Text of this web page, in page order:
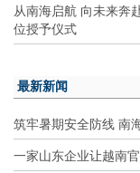
从南海启航 向未来奔
位授予仪式
最新新闻
筑牢暑期安全防线 南
一家山东企业让越南